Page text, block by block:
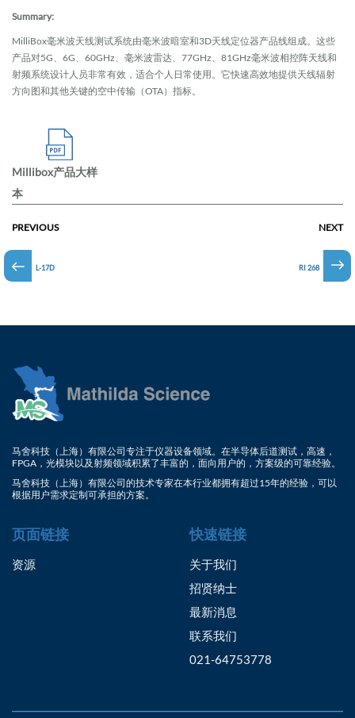
Summary:
MilliBox毫米波天线测试系统由毫米波暗室和3D天线定位器产品线组成。这些
产品对5G、6G、60GHz、毫米波雷达、77GHz、81GHz毫米波相控阵天线和
射频系统设计人员非常有效，适合个人日常使用。它快速高效地提供天线辐射
方向图和其他关键的空中传输（OTA）指标。
Millibox产品大样
本
PREVIOUS
L-17D
NEXT
RI 268
马舍科技（上海）有限公司专注于仪器设备领域。在半导体后道测试，高速，
FPGA，光模块以及射频领域积累了丰富的，面向用户的，方案级的可靠经验。
马舍科技（上海）有限公司的技术专家在本行业都拥有超过15年的经验，可以
根据用户需求定制可承担的方案。
页面链接
资源
快速链接
关于我们
招贤纳士
最新消息
联系我们
021-64753778